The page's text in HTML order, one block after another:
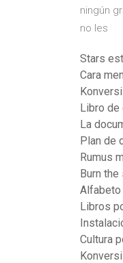
ningún
no les
Stars
Cara
Libro de
La
Plan de
Rumus
Burn the
Libros
Cultura